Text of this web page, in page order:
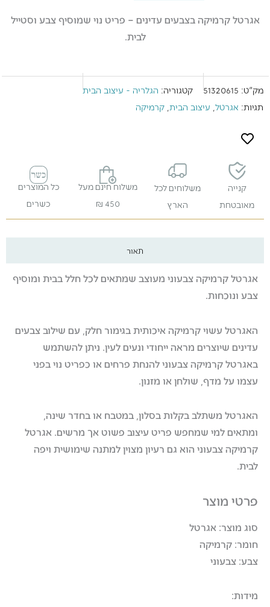
אגרטל קרמיקה בצבעים עדינים – פריט נוי שמוסיף צבע וסטייל
לבית.
מק"ט: 51320615 קטגוריה: הגלריה - עיצוב הבית
תגיות: אגרטל עיצוב הבית קרמיקה
קנייה
מאובטחת
משלוחים לכל
הארץ
משלוח חינם מעל
450 ₪
כל המוצרים
כשרים
תאור
אגרטל קרמיקה צבעוני מעוצב שמתאים לכל חלל בבית ומוסיף
צבע ונוכחות.
האגרטל עשוי קרמיקה איכותית בגימור חלק, עם שילוב צבעים
עדינים שיוצרים מראה ייחודי ונעים לעין. ניתן להשתמש
באגרטל קרמיקה צבעוני להנחת פרחים או כפריט נוי בפני
עצמו על מדף, שולחן או מזנון.
האגרטל משתלב בקלות בסלון, במטבח או בחדר שינה,
ומתאים למי שמחפש פריט עיצוב פשוט אך מרשים. אגרטל
קרמיקה צבעוני הוא גם רעיון מצוין למתנה שימושית ויפה
לבית.
פרטי מוצר
סוג מוצר: אגרטל
חומר: קרמיקה
צבע: צבעוני
מידות: